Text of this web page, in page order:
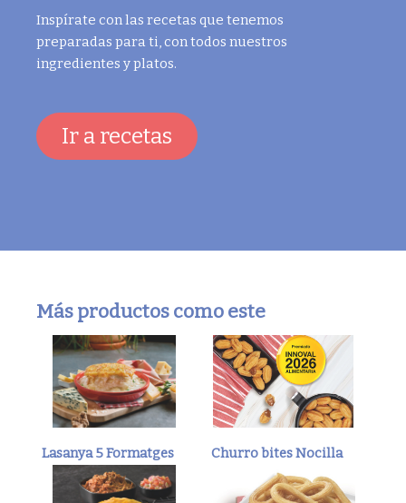
Inspírate con las recetas que tenemos
preparadas para ti, con todos nuestros
ingredientes y platos.
Ir a recetas
Más productos como este
Lasanya 5 Formatges Churro bites Nocilla